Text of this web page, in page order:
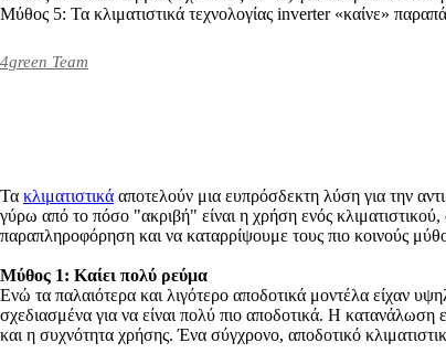
Μύθος 5: Τα κλιματιστικά τεχνολογίας inverter «καίνε»
4green Team
Τα κλιματιστικά αποτελούν μια ευπρόσδεκτη λύση για την
γύρω από το πόσο "ακριβή" είναι η χρήση ενός
παραπληροφόρηση και να καταρρίψουμε τους πιο κοινούς
Μύθος 1: Καίει πολύ ρεύμα
Ενώ τα παλαιότερα και λιγότερο αποδοτικά μοντέλα είχαν
σχεδιασμένα για να είναι πολύ πιο αποδοτικά. Η κατανάλωση
και η συχνότητα χρήσης. Ένα σύγχρονο, αποδοτικό